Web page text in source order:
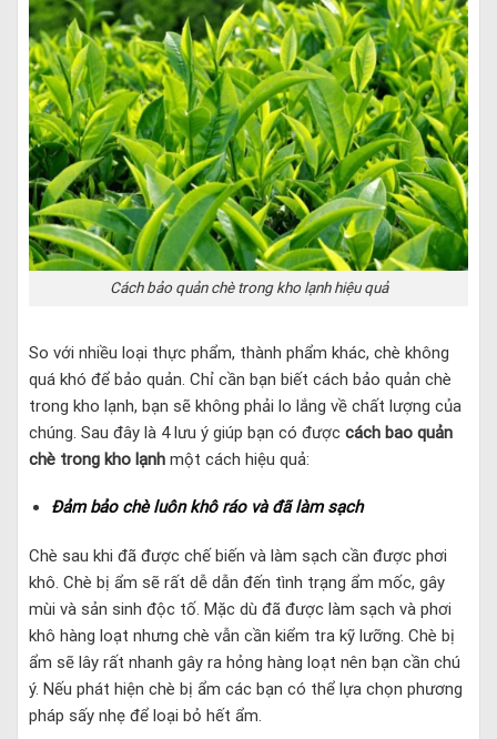
Cách bảo quản chè trong kho lạnh hiệu quả
So với nhiều loại thực phẩm, thành phẩm khác, chè không
quá khó để bảo quản. Chỉ cần bạn biết cách bảo quản chè
trong kho lạnh, bạn sẽ không phải lo lắng về chất lượng của
chúng. Sau đây là 4 lưu ý giúp bạn có được cách bao quản
chè trong kho lạnh một cách hiệu quả:
Đảm bảo chè luôn khô ráo và đã làm sạch
Chè sau khi đã được chế biến và làm sạch cần được phơi
khô. Chè bị ẩm sẽ rất dễ dẫn đến tình trạng ẩm mốc, gây
mùi và sản sinh độc tố. Mặc dù đã được làm sạch và phơi
khô hàng loạt nhưng chè vẫn cần kiểm tra kỹ lưỡng. Chè bị
ẩm sẽ lây rất nhanh gây ra hỏng hàng loạt nên bạn cần chú
ý. Nếu phát hiện chè bị ẩm các bạn có thể lựa chọn phương
pháp sấy nhẹ để loại bỏ hết ẩm.